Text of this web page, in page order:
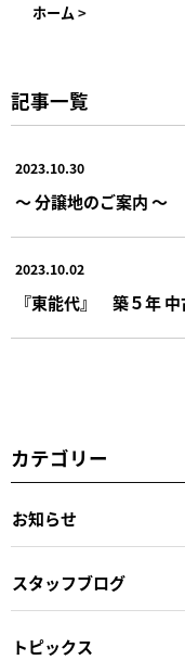
ホーム >
記事一覧
2023.10.30
～ 分譲地のご案内 ～
2023.10.02
『東能代』 築５年
カテゴリー
お知らせ
スタッフブログ
トピックス